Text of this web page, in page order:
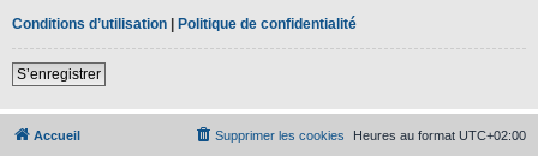
Conditions d’utilisation | Politique de confidentialité
S’enregistrer
Accueil Heures au format UTC+02:00
Supprimer les cookies